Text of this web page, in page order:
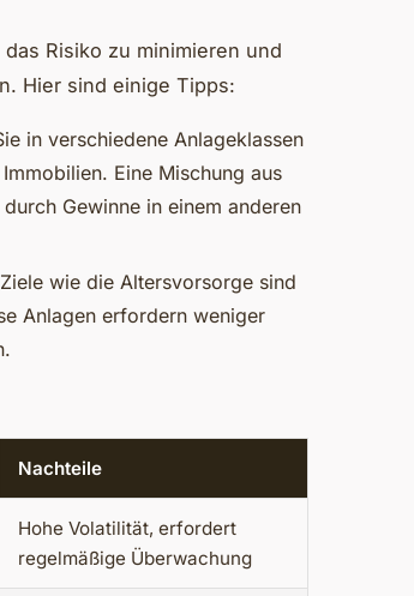
Risiko zu minimieren und
Hier sind einige Tipps:
in verschiedene Anlageklassen
Eine Mischung aus
Gewinne in einem anderen
wie die Altersvorsorge sind
Anlagen erfordern weniger
Nachteile
Hohe Volatilität, erfordert
regelmäßige Überwachung